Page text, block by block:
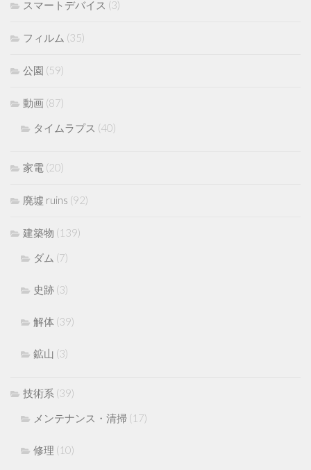
スマートデバイス (3)
フィルム (35)
公園 (59)
動画 (87)
タイムラプス (40)
家電 (20)
廃墟 ruins (92)
建築物 (139)
ダム (7)
史跡 (3)
解体 (39)
鉱山 (3)
技術系 (39)
メンテナンス・清掃 (17)
修理 (10)